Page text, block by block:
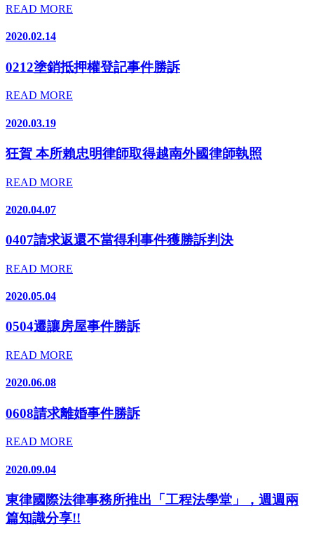
READ MORE
2020.02.14
0212塗銷抵押權登記事件勝訴
READ MORE
2020.03.19
狂賀 本所賴忠明律師取得越南外國律師執照
READ MORE
2020.04.07
0407請求返還不當得利事件獲勝訴判決
READ MORE
2020.05.04
0504遷讓房屋事件勝訴
READ MORE
2020.06.08
0608請求離婚事件勝訴
READ MORE
2020.09.04
東律國際法律事務所推出「工程法學堂」，週週兩
篇知識分享!!